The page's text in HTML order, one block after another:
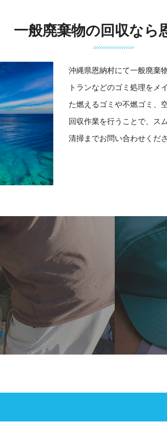
一般廃棄物の回収なら
沖縄県恩納村にて一般廃棄
トランなどのゴミ処理をメ
た燃えるゴミや不燃ゴミ、
回収作業を行うことで、ス
清掃までお問い合わせくださ